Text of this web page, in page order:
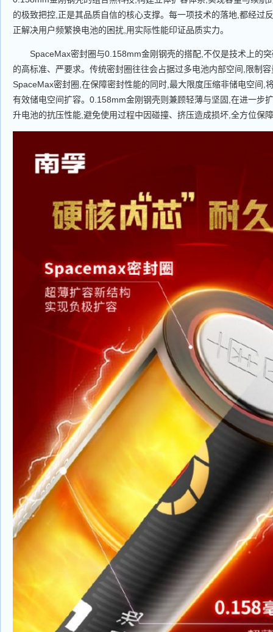
的极致把控,正是其品质自信的核心支撑。每一项技术的落地,都经过
正解决用户频繁换电池的困扰,用实际性能印证品质实力。
SpaceMax密封圈与0.158mm金刚钢壳的搭配,不仅是技术上的突
的高标准、严要求。传统密封圈往往会占据过多电池内部空间,限制
SpaceMax密封圈,在保障密封性能的同时,最大限度压缩非储电空间,
有效储电空间扩容。0.158mm金刚钢壳则兼顾轻薄与坚固,在进一步
升电池的抗压性能,避免使用过程中因碰撞、挤压造成损坏,全方位保